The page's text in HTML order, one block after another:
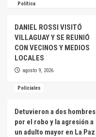
Política
DANIEL ROSSI VISITÓ
VILLAGUAY Y SE REUNIÓ
CON VECINOS Y MEDIOS
LOCALES
agosto 9, 2026
Policiales
Detuvieron a dos hombres
por el robo y la agresión a
un adulto mayor en La Paz